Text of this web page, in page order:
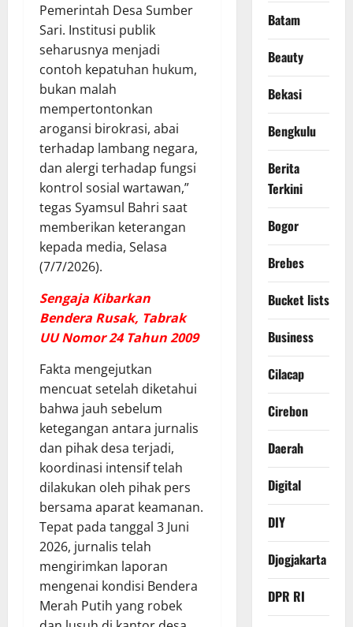
Pemerintah Desa Sumber
Sari. Institusi publik
seharusnya menjadi
contoh kepatuhan hukum,
bukan malah
mempertontonkan
arogansi birokrasi, abai
terhadap lambang negara,
dan alergi terhadap fungsi
kontrol sosial wartawan,”
tegas Syamsul Bahri saat
memberikan keterangan
kepada media, Selasa
(7/7/2026).
Sengaja Kibarkan
Bendera Rusak, Tabrak
UU Nomor 24 Tahun 2009
​Fakta mengejutkan
mencuat setelah diketahui
bahwa jauh sebelum
ketegangan antara jurnalis
dan pihak desa terjadi,
koordinasi intensif telah
dilakukan oleh pihak pers
bersama aparat keamanan.
Tepat pada tanggal 3 Juni
2026, jurnalis telah
mengirimkan laporan
mengenai kondisi Bendera
Merah Putih yang robek
Batam
Beauty
Bekasi
Bengkulu
Berita
Terkini
Bogor
Brebes
Bucket lists
Business
Cilacap
Cirebon
Daerah
Digital
DIY
Djogjakarta
DPR RI